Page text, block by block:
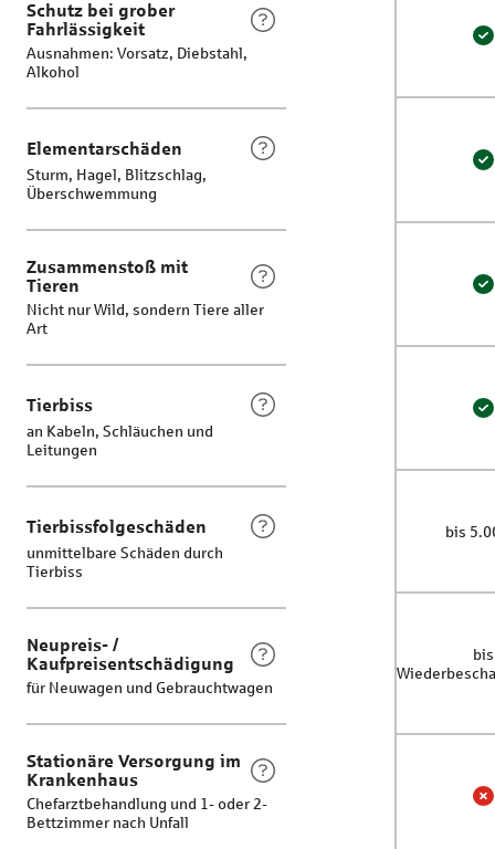
Schutz bei grober
Fahrlässigkeit
Ausnahmen: Vorsatz, Diebstahl,
Alkohol
Elementarschäden
Sturm, Hagel, Blitzschlag,
Überschwemmung
Zusammenstoß mit
Tieren
Nicht nur Wild, sondern Tiere aller
Art
Tierbiss
an Kabeln, Schläuchen und
Leitungen
Tierbissfolgeschäden
unmittelbare Schäden durch
Tierbiss
Neupreis- /
Kaufpreisentschädigung
für Neuwagen und Gebrauchtwagen
Stationäre Versorgung im
Krankenhaus
Chefarztbehandlung und 1- oder 2-
Bettzimmer nach Unfall
bis
bis